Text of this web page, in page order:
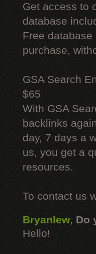
Get access to
database
Free
purchase,
GSA Search
$65
With GSA
backlinks
day, 7 days a
us, you get a
resources.
To contact us
Bryanlew, Do
Hello!